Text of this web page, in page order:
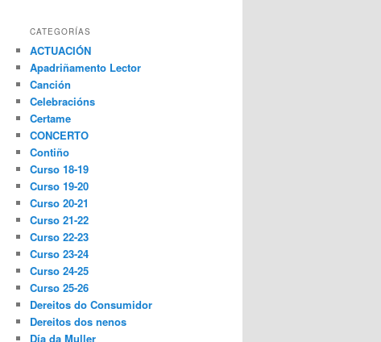
CATEGORÍAS
ACTUACIÓN
Apadriñamento Lector
Canción
Celebracións
Certame
CONCERTO
Contiño
Curso 18-19
Curso 19-20
Curso 20-21
Curso 21-22
Curso 22-23
Curso 23-24
Curso 24-25
Curso 25-26
Dereitos do Consumidor
Dereitos dos nenos
Día da Muller